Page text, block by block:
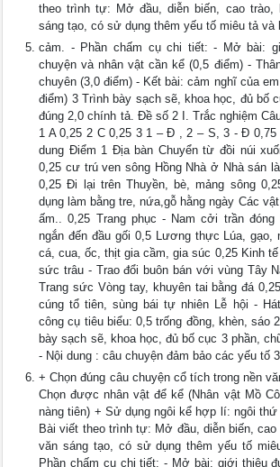
theo trình tự: Mở đầu, diễn biến, cao
sáng tạo, có sử dụng thêm yếu tố miêu tả và
cảm. - Phần chấm cụ chi tiết: - Mở bài:
chuyện và nhân vật cần kể (0,5 điểm) -
chuyên (3,0 điểm) - Kết bài: cảm nghĩ của
điểm) 3 Trình bày sạch sẽ, khoa học, đủ bố
đúng 2,0 chính tả. Đề số 2 I. Trắc nghiệm
1 A 0,25 2 C 0,25 3 1 – Đ , 2 – S, 3 - Đ 0,75
dung Điểm 1 Địa bàn Chuyển từ đồi núi
0,25 cư trú ven sông Hồng Nhà ở Nhà sán
0,25 Đi lại trên Thuyền, bè, mảng sông
dụng làm bằng tre, nứa,gỗ hằng ngày Các
ấm.. 0,25 Trang phục - Nam cởi trần
ngắn đến đầu gối 0,5 Lương thực Lúa, gạo,
cá, cua, ốc, thịt gia cầm, gia súc 0,25 Kinh tế
sức trâu - Trao đổi buôn bán với vùng Tây
Trang sức Vòng tay, khuyên tai bằng đá
cúng tổ tiên, sùng bái tự nhiên Lễ hội -
công cụ tiêu biểu: 0,5 trống đồng, khèn, sáo
bày sạch sẽ, khoa học, đủ bố cục 3 phần,
- Nội dung : câu chuyện đảm bảo các yếu tố
+ Chọn đúng câu chuyện cổ tích trong nền
Chọn được nhân vật để kể (Nhân vật Mồ
nàng tiên) + Sử dụng ngôi kể hợp lí: ngôi thứ
Bài viết theo trình tự: Mở đầu, diễn biến,
văn sáng tạo, có sử dụng thêm yếu tố
Phần chấm cụ chi tiết: - Mở bài: giới thiệu